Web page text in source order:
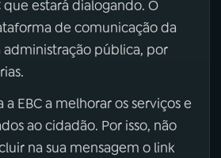
que estará dialogando. O
de comunicação da
pública, por
EBC a melhorar os serviços e
ao cidadão. Por isso, não
na sua mensagem o link